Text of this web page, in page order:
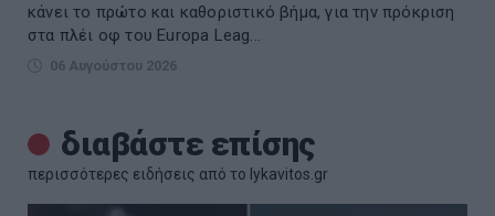
κάνει το πρώτο και καθοριστικό βήμα, για την πρόκριση
στα πλέι οφ του Europa Leag...
06 Αυγούστου 2026
διαβάστε επίσης
περισσότερες ειδήσεις από το lykavitos.gr